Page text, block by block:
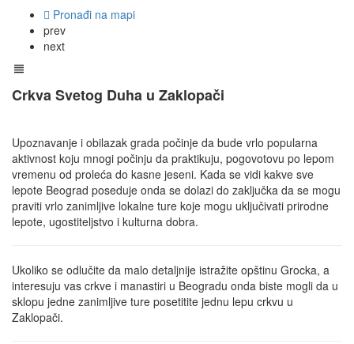
Pronađi na mapi
prev
next
Crkva Svetog Duha u Zaklopači
Upoznavanje i obilazak grada počinje da bude vrlo popularna
aktivnost koju mnogi počinju da praktikuju, pogovotovu po lepom
vremenu od proleća do kasne jeseni. Kada se vidi kakve sve
lepote Beograd poseduje onda se dolazi do zaključka da se mogu
praviti vrlo zanimljive lokalne ture koje mogu uključivati prirodne
lepote, ugostiteljstvo i kulturna dobra.
Ukoliko se odlučite da malo detaljnije istražite opštinu Grocka, a
interesuju vas crkve i manastiri u Beogradu onda biste mogli da u
sklopu jedne zanimljive ture posetitite jednu lepu crkvu u
Zaklopači.